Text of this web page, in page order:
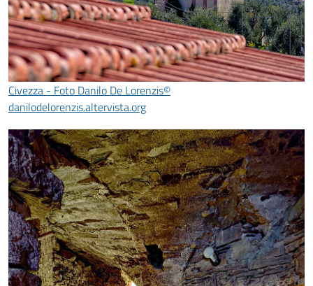
Civezza - Foto Danilo De Lorenzis©
danilodelorenzis.altervista.org